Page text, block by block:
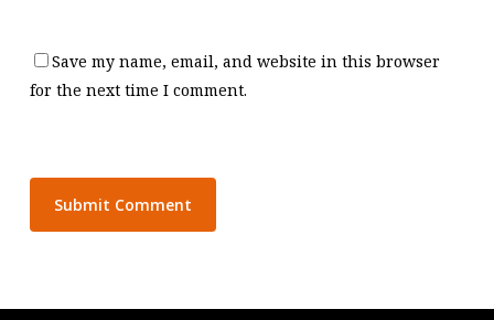
Save my name, email, and website in this browser
for the next time I comment.